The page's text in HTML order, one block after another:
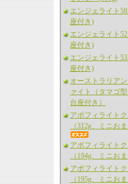
エンジェライト
座付き)
エンジェライト
座付き)
エンジェライト
座付き)
オーストラリア
ァイト（タマゴ型
台座付き）
アポフィライト
（312g、ミニお
アポフィライト
（194g、ミニお
アポフィライト
（195g、ミニお